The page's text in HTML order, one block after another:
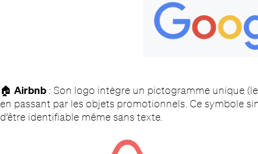
🏠 Airbnb: Son logo intègre un pictogramme unique
en passant par les objets promotionnels. Ce symbole
d’être identifiable même sans texte.